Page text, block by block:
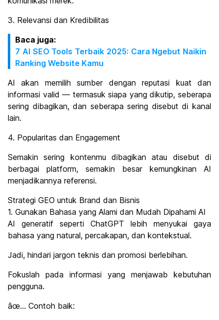
3. Relevansi dan Kredibilitas
Baca juga:
7 AI SEO Tools Terbaik 2025: Cara Ngebut Naikin
Ranking Website Kamu
AI akan memilih sumber dengan reputasi kuat dan
informasi valid — termasuk siapa yang dikutip, seberapa
sering dibagikan, dan seberapa sering disebut di kanal
lain.
4. Popularitas dan Engagement
Semakin sering kontenmu dibagikan atau disebut di
berbagai platform, semakin besar kemungkinan AI
menjadikannya referensi.
Strategi GEO untuk Brand dan Bisnis
1. Gunakan Bahasa yang Alami dan Mudah Dipahami AI
AI generatif seperti ChatGPT lebih menyukai gaya
bahasa yang natural, percakapan, dan kontekstual.
Jadi, hindari jargon teknis dan promosi berlebihan.
Fokuslah pada informasi yang menjawab kebutuhan
pengguna.
âœ… Contoh baik: